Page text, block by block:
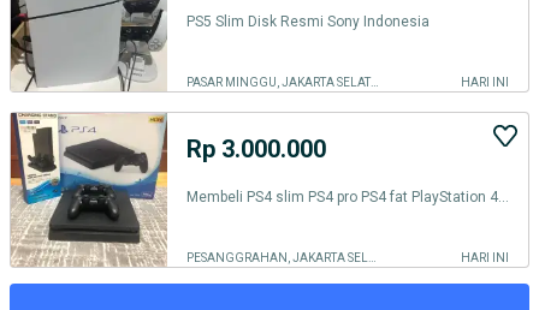
PS5 Slim Disk Resmi Sony Indonesia
PASAR MINGGU, JAKARTA SELATAN HARI INI
Rp 3.000.000
HARI INI